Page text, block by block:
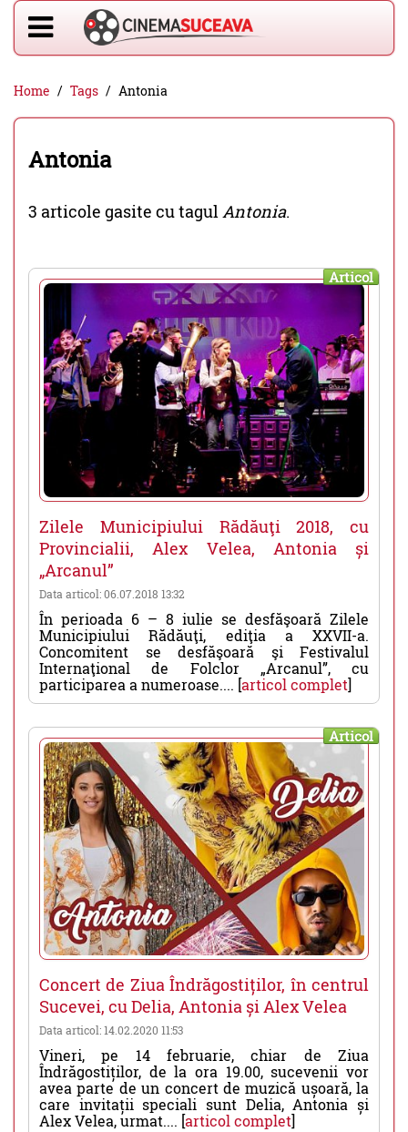
Home Tags Antonia
Antonia
3 articole gasite cu tagulAntonia.
Articol
Zilele Municipiului Rădăuţi 2018, cu
Provincialii, Alex Velea, Antonia și
„Arcanul”
Data articol: 06.07.2018 13:32
În perioada 6 – 8 iulie se desfăşoară Zilele
Municipiului Rădăuţi, ediţia a XXVII-a.
Concomitent se desfăşoară şi Festivalul
Internaţional de Folclor „Arcanul”, cu
participarea a numeroase.... [articol complet]
Articol
Concert de Ziua Îndrăgostiților, în centrul
Sucevei, cu Delia, Antonia și Alex Velea
Data articol: 14.02.2020 11:53
Vineri, pe 14 februarie, chiar de Ziua
Îndrăgostiților, de la ora 19.00, sucevenii vor
avea parte de un concert de muzică ușoară, la
care invitații speciali sunt Delia, Antonia și
Alex Velea, urmat.... [articol complet]